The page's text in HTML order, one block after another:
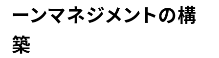
ーンマネジメントの構
築